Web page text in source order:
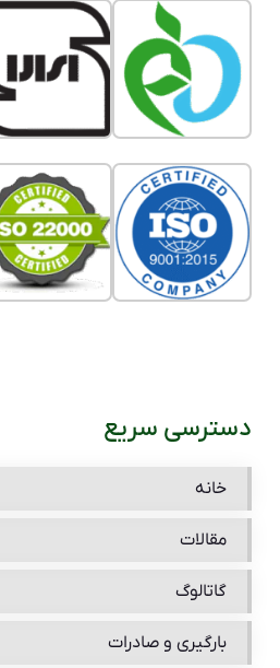
دسترسی سریع
خانه
مقالات
گاتالوگ
بارگیری و صادرات